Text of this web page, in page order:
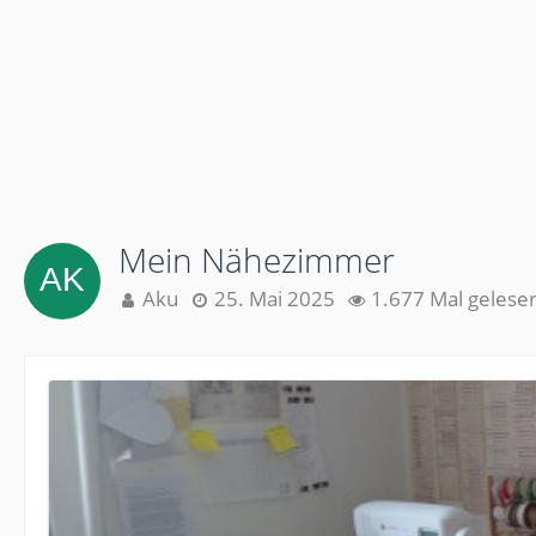
Mein Nähezimmer
Aku 25. Mai 2025 1.677 Mal